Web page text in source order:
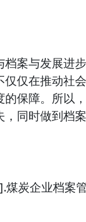
案与发展进
仅在推动社
保障。所以
同时做到档
炭企业档案